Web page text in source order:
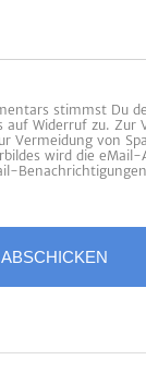
stimmst Du
auf Widerruf zu. Zur
Vermeidung von
wird die